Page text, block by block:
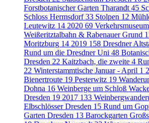
Forstbotanischer Garten Tharandt 45
Schloss Hermsdorf33 Stolpen 12
Leutewitz 14 2020 69
Weißeritztalbahn & Rabenauer Grund
Moritzburg 14 2019 158 Dresdner
Rund um die Dresdner Uni 48
Dresden 22 Kaitzbach, die zweite 4
22 Winterstammtische Januar - April 1
Bienertroute 19 Pesterwitz 19
Dohna 16 Weinberge um Schloß
Dresden 19 2017 133
Elbschlösser Dresden 15 Rund um
Garten Dresden 13 Barockgarten